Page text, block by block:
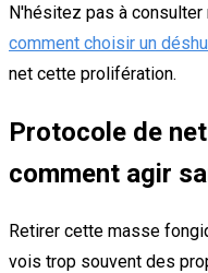
N'hésitez pas à
comment choisir un
net cette prolifération.
Protocole de
comment agir
Retirer cette masse
vois trop souvent des